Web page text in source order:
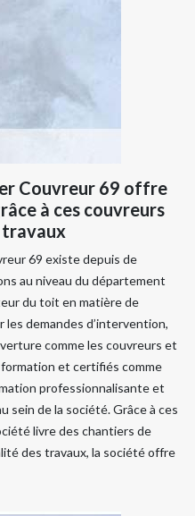
Couvreur 69 offre
à ces couvreurs
travaux
69 existe depuis de
au niveau du département
du toit en matière de
demandes d’intervention,
comme les couvreurs et
et certifiés comme
professionnalisante et
sein de la société. Grâce à ces
livre des chantiers de
des travaux, la société offre